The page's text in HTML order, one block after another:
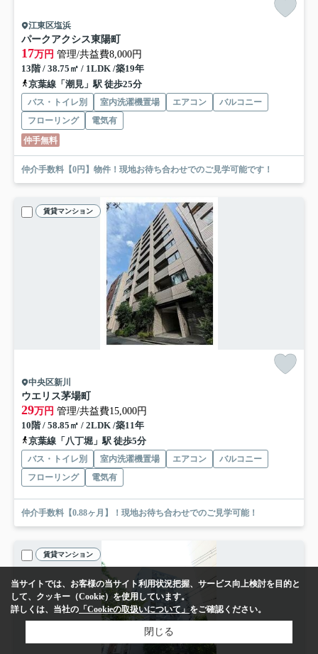
江東区塩浜
パークアクシス東陽町
17万円 管理/共益費8,000円
13階 / 38.75㎡ / 1LDK /築19年
京葉線「潮見」駅 徒歩25分
バス・トイレ別 室内洗濯機置場 エアコン
バルコニー
フローリング
電気有
仲手無料
仲介手数料【0円】物件！現地お待ち合わせでのご見学可能です！
賃貸マンション
中央区新川
ウエリス茅場町
29万円 管理/共益費15,000円
10階 / 58.85㎡ / 2LDK /築11年
京葉線「八丁堀」駅 徒歩5分
バス・トイレ別 室内洗濯機置場 エアコン
バルコニー
フローリング
電気有
仲介手数料【0.88ヶ月】！現地お待ち合わせでのご見学可能！
賃貸マンション
当サイトでは、お客様の当サイト利用状況把握、サービス向上検討を目的と
して、クッキー（Cookie）を使用しています。
詳しくは、当社の 「Cookieの取扱いについて」をご確認ください。
閉じる